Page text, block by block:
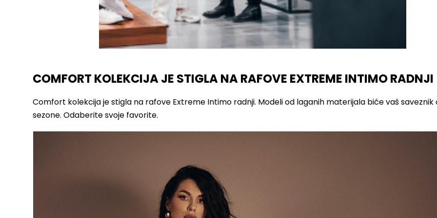
COMFORT KOLEKCIJA JE STIGLA NA RAFOVE EXTREME INTIMO RADNJI
Comfort kolekcija je stigla na rafove Extreme Intimo radnji. Modeli od laganih materijala biće vaš saveznik
sezone. Odaberite svoje favorite.